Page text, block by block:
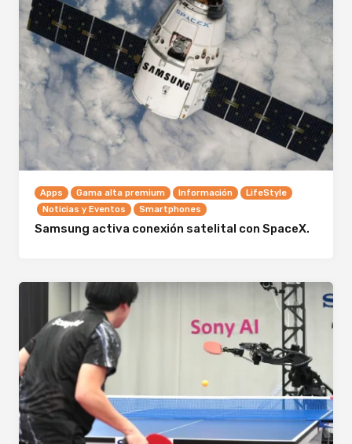
Apps Gama alta premium Información
LifeStyle
Noticias y Eventos
Smartphones
Samsung activa conexión satelital con SpaceX.